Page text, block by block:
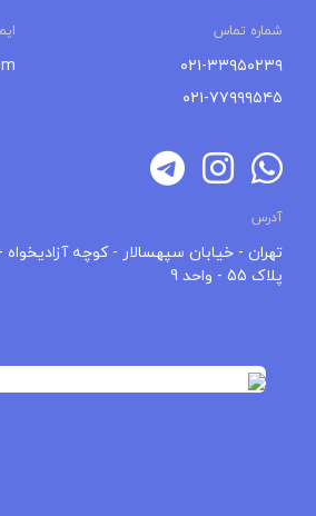
شماره تماس
۰۲۱-۳۳۹۵۰۲۳۹
۰۲۱-۷۷۹۹۹۵۴۵
آدرس
تهران - خیابان سپهسالار - کوچه آزادیخواه -
پلاک 55 - واحد 9